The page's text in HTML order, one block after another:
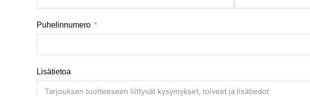
Puhelinnumero
Lisätietoa